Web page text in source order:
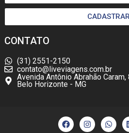
CADASTRAR
CONTATO
(31) 2551-2150
contato@liveviagens.com.br
Avenida Antônio Abrahão
Belo Horizonte - MG
F
a
c
I
n
s
W
h
a